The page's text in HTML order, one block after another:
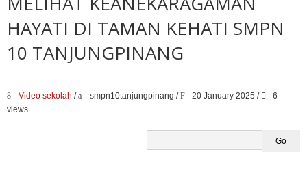
HAYATI DI TAMAN KEHATI SMPN
10 TANJUNGPINANG
Video sekolah / smpn10tanjungpinang / 20 January 2025 /
6
views
Go